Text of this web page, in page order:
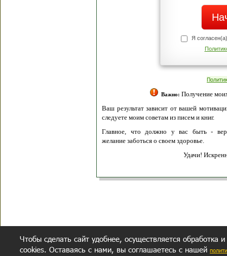
Я
Важно: Получение
Ваш результат зависит от вашей
следуете моим советам из писем и книг.
Главное, что должно у вас быть -
желание заботься о своем здоровье.
Удачи!
Чтобы сделать сайт удобнее, осуществляется обработка
cookies. Оставаясь с нами, вы соглашаетесь с нашей